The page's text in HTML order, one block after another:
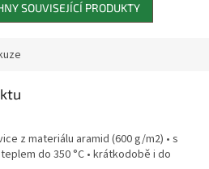
SOUVISEJÍCÍ PRODUKTY
z materiálu aramid (600 g/m2) • s
do 350 °C • krátkodobě i do